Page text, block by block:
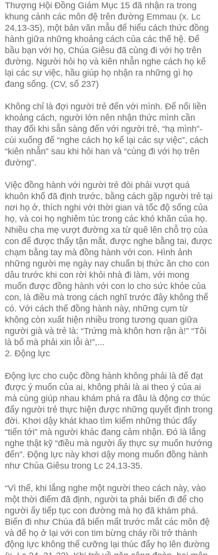
Thượng Hội Đồng Giám Mục 15 đã nhận ra trong
khung cảnh các môn đệ trên đường Emmau (x. Lc
24,13-35), một bản văn mẫu để hiểu cách thức đồng
hành giữa những khoảng cách của các thế hệ. Để
bầu bạn với họ, Chúa Giêsu đã cùng đi với họ trên
đường. Người hỏi họ và kiên nhẫn nghe cách họ kể
lại các sự việc, hầu giúp họ nhận ra những gì họ
đang sống. (CV, số 237)
Không chỉ là đợi người trẻ đến với mình. Để nối liền
khoảng cách, người lớn nên nhận thức mình cần
thay đổi khi sẵn sàng đến với người trẻ, “hạ mình”-
cúi xuống để “nghe cách họ kể lại các sự việc”, cách
“kiên nhẫn” sau khi hỏi han và “cùng đi với họ trên
đường”.
Việc đồng hành với người trẻ đòi phải vượt quá
khuôn khổ đã định trước, bằng cách gặp người trẻ tại
nơi họ ở, thích nghi với thời gian và tốc độ sống của
họ, và coi họ nghiêm túc trong các khó khăn của họ.
Nhiều cha mẹ vượt đường xa từ quê lên chỗ trọ của
con để được thấy tận mắt, được nghe bằng tai, được
chạm bằng tay mà đồng hành với con. Hình ảnh
những người mẹ ngày nay chuẩn bị thức ăn cho con
dâu trước khi con rời khỏi nhà đi làm, với mong
muốn được đồng hành với con lo cho sức khỏe của
con, là điều mà trong cách nghĩ trước đây không thể
có. Với cách thế đồng hành này, những cụm từ
không còn xuất hiện nhiều trong tương quan giữa
người già và trẻ là: “Trứng mà khôn hơn rận à!” “Tôi
là bố mà phải xin lỗi à!”,...
2. Động lực
Động lực cho cuộc đồng hành không phải là để đạt
được ý muốn của ai, không phải là ai theo ý của ai
mà cùng giúp nhau khám phá ra đâu là động cơ thúc
đẩy người trẻ thực hiện được những quyết định trong
đời. Khơi dậy khát khao tìm kiếm những thúc đẩy
“tiến tới” mà người khác đang cảm nhận. Đó là lắng
nghe thật kỹ “điều mà người ấy thực sự muốn hướng
đến”. Động lực này khơi dậy mong muốn đồng hành
như Chúa Giêsu trong Lc 24,13-35.
“Vì thế, khi lắng nghe một người theo cách này, vào
một thời điểm đã định, người ta phải biến đi để cho
người ấy tiếp tục con đường mà họ đã khám phá.
Biến đi như Chúa đã biến mất trước mắt các môn đệ
và để họ ở lại với con tim bừng cháy rồi trở thành
động lực không thể cưỡng lại thúc đẩy họ lên đường